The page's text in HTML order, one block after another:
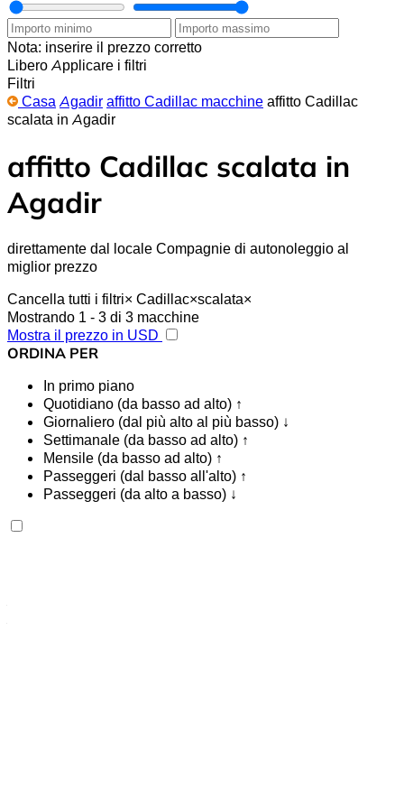
Nota: inserire il prezzo corretto
Libero Applicare i filtri
Filtri
Casa Agadir affitto Cadillac macchine affitto Cadillac
scalata in Agadir
affitto Cadillac scalata in
Agadir
direttamente dal locale Compagnie di autonoleggio al
miglior prezzo
Cancella tutti i filtri× Cadillac×scalata×
Mostrando 1 - 3 di 3 macchine
Mostra il prezzo in USD
ORDINA PER
In primo piano
Quotidiano (da basso ad alto) ↑
Giornaliero (dal più alto al più basso) ↓
Settimanale (da basso ad alto) ↑
Mensile (da basso ad alto) ↑
Passeggeri (dal basso all'alto) ↑
Passeggeri (da alto a basso) ↓